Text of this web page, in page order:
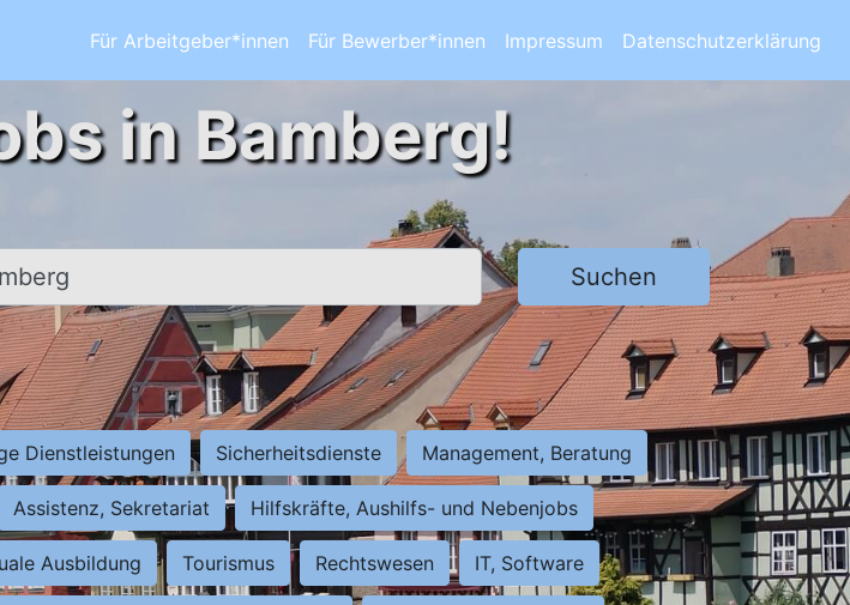
Für Arbeitgeber*innen Für Bewerber*innen Impressum Datenschutzerklärung
in Bamberg!
Suchen
Dienstleistungen Sicherheitsdienste Management, Beratung
Assistenz, Sekretariat Hilfskräfte, Aushilfs- und Nebenjobs
Ausbildung Tourismus Rechtswesen IT, Software